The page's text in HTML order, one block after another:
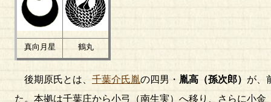
真向月星 鶴丸
後期原氏とは、 千葉介氏胤の四男・ 胤高（孫次郎） が、
た。本拠は千葉庄から小弓（南生実）へ移り、さらに小